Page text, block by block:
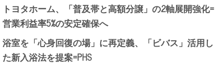
トヨタホーム、「普及帯と高額分譲」の2軸展開強化=
営業利益率5%の安定確保へ
浴室を「心身回復の場」に再定義、「ビバス」活用し
た新入浴法を提案=PHS